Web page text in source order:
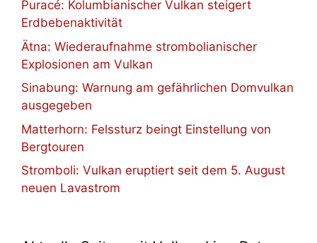
Puracé: Kolumbianischer Vulkan steigert
Erdbebenaktivität
Ätna: Wiederaufnahme strombolianischer
Explosionen am Vulkan
Sinabung: Warnung am gefährlichen Domvulkan
ausgegeben
Matterhorn: Felssturz beingt Einstellung von
Bergtouren
Stromboli: Vulkan eruptiert seit dem 5. August
neuen Lavastrom